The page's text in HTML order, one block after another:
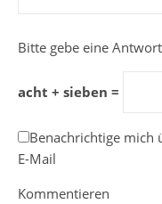
Bitte gebe eine
acht + sieben =
Benachrichtige mich
E-Mail
Kommentieren